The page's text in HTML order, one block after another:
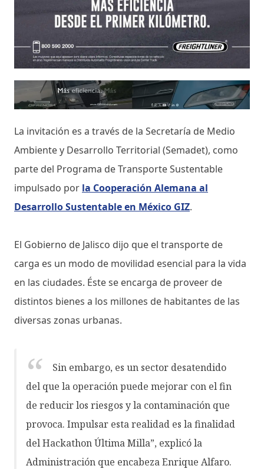
La invitación es a través de la Secretaría de Medio
Ambiente y Desarrollo Territorial (Semadet), como
parte del Programa de Transporte Sustentable
impulsado por la Cooperación Alemana al
Desarrollo Sustentable en México GIZ.
El Gobierno de Jalisco dijo que el transporte de
carga es un modo de movilidad esencial para la vida
en las ciudades. Éste se encarga de proveer de
distintos bienes a los millones de habitantes de las
diversas zonas urbanas.
Sin embargo, es un sector desatendido
del que la operación puede mejorar con el fin
de reducir los riesgos y la contaminación que
provoca. Impulsar esta realidad es la finalidad
del Hackathon Última Milla”, explicó la
Administración que encabeza Enrique Alfaro.